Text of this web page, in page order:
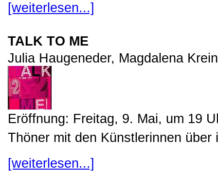
[weiterlesen...]
TALK TO ME
Julia Haugeneder, Magdalena
Eröffnung: Freitag, 9. Mai, um 19
Thöner mit den Künstlerinnen über
[weiterlesen...]